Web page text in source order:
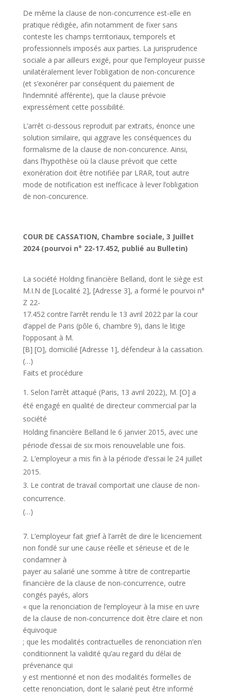
De même la clause de non-concurrence est-elle en
pratique rédigée, afin notamment de fixer sans
conteste les champs territoriaux, temporels et
professionnels imposés aux parties. La jurisprudence
sociale a par ailleurs exigé, pour que l’employeur puisse
unilatéralement lever l’obligation de non-concurence
(et s’exonérer par conséquent du paiement de
l’indemnité afférente), que la clause prévoie
expressément cette possibilité.
L’arrêt ci-dessous reproduit par extraits, énonce une
solution similaire, qui aggrave les conséquences du
formalisme de la clause de non-concurence. Ainsi,
dans l’hypothèse où la clause prévoit que cette
exonération doit être notifiée par LRAR, tout autre
mode de notification est inefficace à lever l’obligation
de non-concurence.
COUR DE CASSATION, Chambre sociale, 3 Juillet
2024 (pourvoi n° 22-17.452, publié au Bulletin)
La société Holding financière Belland, dont le siège est
M.I.N de [Localité 2], [Adresse 3], a formé le pourvoi n°
Z 22-
17.452 contre l’arrêt rendu le 13 avril 2022 par la cour
d’appel de Paris (pôle 6, chambre 9), dans le litige
l’opposant à M.
[B] [O], domicilié [Adresse 1], défendeur à la cassation.
(…)
Faits et procédure
Selon l’arrêt attaqué (Paris, 13 avril 2022), M. [O] a
été engagé en qualité de directeur commercial par la
société
Holding financière Belland le 6 janvier 2015, avec une
période d’essai de six mois renouvelable une fois.
L’employeur a mis fin à la période d’essai le 24 juillet
2015.
Le contrat de travail comportait une clause de non-
concurrence.
(…)
7. L’employeur fait grief à l’arrêt de dire le licenciement
non fondé sur une cause réelle et sérieuse et de le
condamner à
payer au salarié une somme à titre de contrepartie
financière de la clause de non-concurrence, outre
congés payés, alors
« que la renonciation de l’employeur à la mise en uvre
de la clause de non-concurrence doit être claire et non
équivoque
; que les modalités contractuelles de renonciation n’en
conditionnent la validité qu’au regard du délai de
prévenance qui
y est mentionné et non des modalités formelles de
cette renonciation, dont le salarié peut être informé